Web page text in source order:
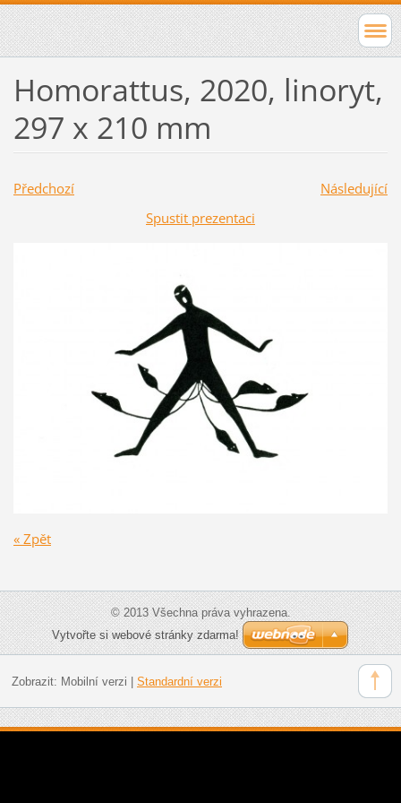
Homorattus, 2020, linoryt,
297 x 210 mm
Předchozí
Následující
Spustit prezentaci
« Zpět
© 2013 Všechna práva vyhrazena.
Vytvořte si webové stránky zdarma!
Zobrazit: Mobilní verzi Standardní verzi